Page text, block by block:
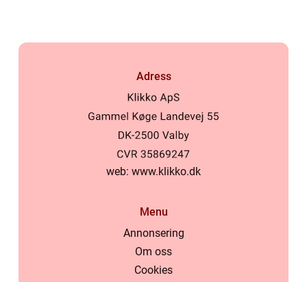
Adress
web: www.klikko.dk
Menu
Annonsering
Om oss
Cookies